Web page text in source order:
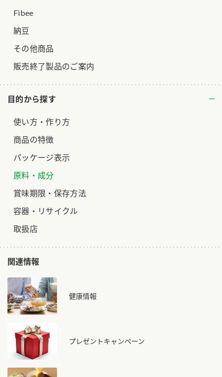
Fibee
納豆
その他商品
販売終了製品のご案内
目的から探す
使い方・作り方
商品の特徴
パッケージ表示
原料・成分
賞味期限・保存方法
容器・リサイクル
取扱店
関連情報
健康情報
プレゼントキャンペーン